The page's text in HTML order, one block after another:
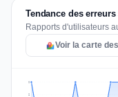
Tendance des
Rapports d'utilisateurs
Voir la carte
2
2